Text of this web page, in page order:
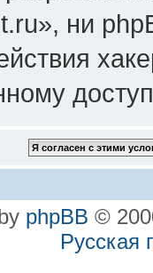
ни
phpBB ©
Русская